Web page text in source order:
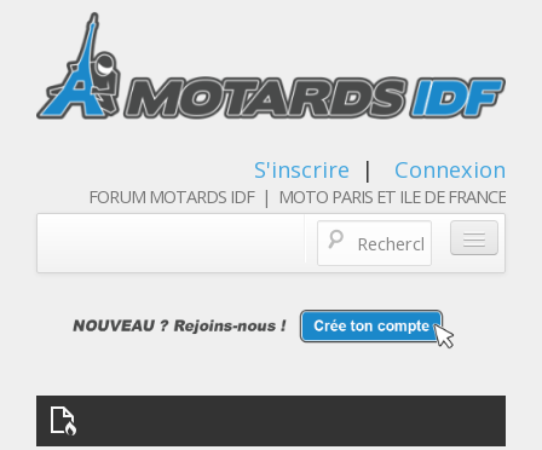
S'inscrire | Connexion
FORUM MOTARDS IDF | MOTO PARIS ET ILE DE FRANCE
Qui sommes nous